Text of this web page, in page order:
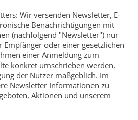
Wir versenden Newsletter, E-
Benachrichtigungen mit
(nachfolgend "Newsletter") nur
oder einer gesetzlichen
einer Anmeldung zum
konkret umschrieben werden,
der Nutzer maßgeblich. Im
Newsletter Informationen zu
Aktionen und unserem